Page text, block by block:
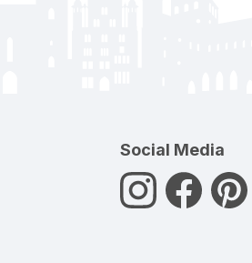
Social Media